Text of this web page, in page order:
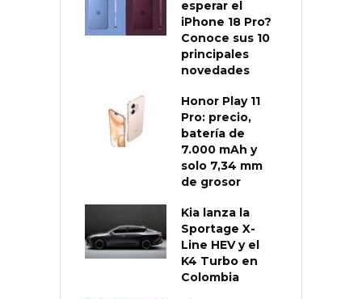
esperar el
iPhone 18 Pro?
Conoce sus 10
principales
novedades
Honor Play 11
Pro: precio,
batería de
7.000 mAh y
solo 7,34 mm
de grosor
Kia lanza la
Sportage X-
Line HEV y el
K4 Turbo en
Colombia